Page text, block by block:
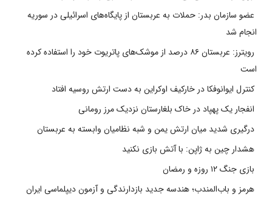
عضو سازمان بدر: حملات به عربستان از پایگاه‌های اسرائیلی در سوریه
انجام شد
رویترز: عربستان ۸۶ درصد از موشک‌های پاتریوت خود را استفاده کرده
است
کنترل ایوانوفکا در خارکیف اوکراین به دست ارتش روسیه افتاد
انفجار یک پهپاد در خاک بلغارستان نزدیک مرز رومانی
درگیری شدید میان ارتش یمن و شبه نظامیان وابسته به عربستان
هشدار چین به ژاپن: با آتش بازی نکنید
بازی جنگ ۱۲ روزه و رمضان
هرمز و باب‌المندب؛ هندسه جدید بازدارندگی و آزمون دیپلماسی ایران